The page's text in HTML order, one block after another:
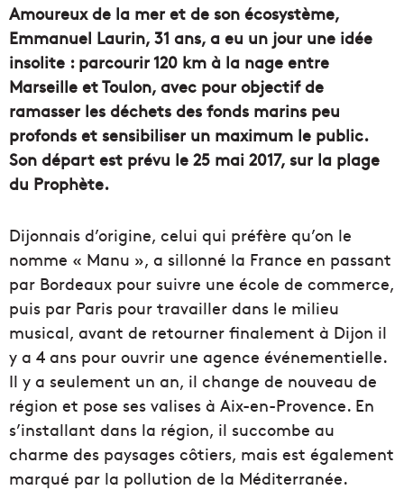
Amoureux de la mer et de son écosystème,
Emmanuel Laurin, 31 ans, a eu un jour une idée
insolite : parcourir 120 km à la nage entre
Marseille et Toulon, avec pour objectif de
ramasser les déchets des fonds marins peu
profonds et sensibiliser un maximum le public.
Son départ est prévu le 25 mai 2017, sur la plage
du Prophète.
Dijonnais d’origine, celui qui préfère qu’on le
nomme « Manu », a sillonné la France en passant
par Bordeaux pour suivre une école de commerce,
puis par Paris pour travailler dans le milieu
musical, avant de retourner finalement à Dijon il
y a 4 ans pour ouvrir une agence événementielle.
Il y a seulement un an, il change de nouveau de
région et pose ses valises à Aix-en-Provence. En
s’installant dans la région, il succombe au
charme des paysages côtiers, mais est également
marqué par la pollution de la Méditerranée.